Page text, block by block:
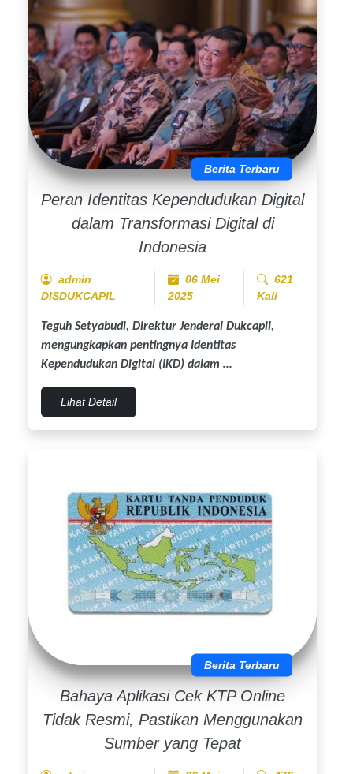
Berita Terbaru
Peran Identitas Kependudukan Digital
dalam Transformasi Digital di
Indonesia
admin
DISDUKCAPIL
06 Mei
2025
621
Kali
Teguh Setyabudi, Direktur Jenderal Dukcapil,
mengungkapkan pentingnya Identitas
Kependudukan Digital (IKD) dalam …
Lihat Detail
Berita Terbaru
Bahaya Aplikasi Cek KTP Online
Tidak Resmi, Pastikan Menggunakan
Sumber yang Tepat